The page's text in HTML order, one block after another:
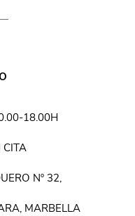
18.00H
CITA
Nº 32,
MARBELLA